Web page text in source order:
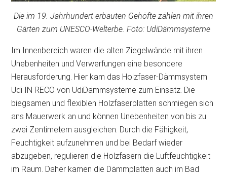
Die im 19. Jahrhundert erbauten Gehöfte zählen mit ihren
Gärten zum UNESCO-Welterbe. Foto: UdiDämmsysteme
Im Innenbereich waren die alten Ziegelwände mit ihren
Unebenheiten und Verwerfungen eine besondere
Herausforderung. Hier kam das Holzfaser-Dämmsystem
Udi IN RECO von UdiDämmsysteme zum Einsatz. Die
biegsamen und flexiblen Holzfaserplatten schmiegen sich
ans Mauerwerk an und können Unebenheiten von bis zu
zwei Zentimetern ausgleichen. Durch die Fähigkeit,
Feuchtigkeit aufzunehmen und bei Bedarf wieder
abzugeben, regulieren die Holzfasern die Luftfeuchtigkeit
im Raum. Daher kamen die Dämmplatten auch im Bad